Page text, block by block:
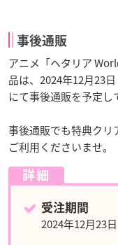
事後通販
アニメ「ヘタリア
品は、2024年12月23
にて事後通販を予定し
事後通販でも特典クリ
ご利用くださいませ。
詳細
受注期間
2024年12月23